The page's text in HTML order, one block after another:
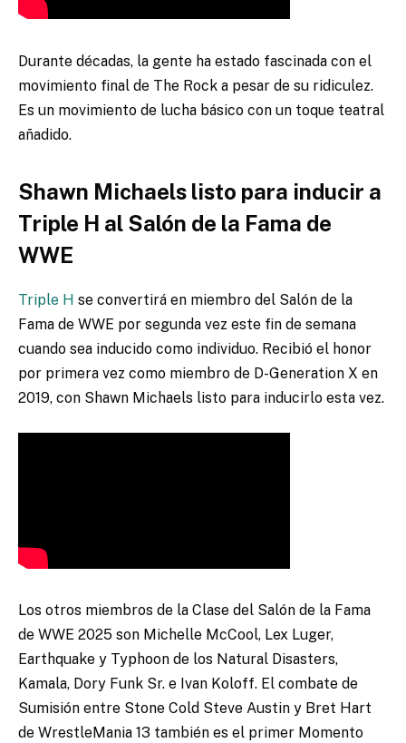
Durante décadas, la gente ha estado fascinada con el
movimiento final de The Rock a pesar de su ridiculez.
Es un movimiento de lucha básico con un toque teatral
añadido.
Shawn Michaels listo para inducir a
Triple H al Salón de la Fama de
WWE
Triple H se convertirá en miembro del Salón de la
Fama de WWE por segunda vez este fin de semana
cuando sea inducido como individuo. Recibió el honor
por primera vez como miembro de D-Generation X en
2019, con Shawn Michaels listo para inducirlo esta vez.
Los otros miembros de la Clase del Salón de la Fama
de WWE 2025 son Michelle McCool, Lex Luger,
Earthquake y Typhoon de los Natural Disasters,
Kamala, Dory Funk Sr. e Ivan Koloff. El combate de
Sumisión entre Stone Cold Steve Austin y Bret Hart
de WrestleMania 13 también es el primer Momento